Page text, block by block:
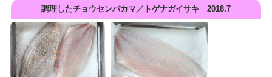
調理したチョウセンバカマ／トゲナガイサキ 2018.7